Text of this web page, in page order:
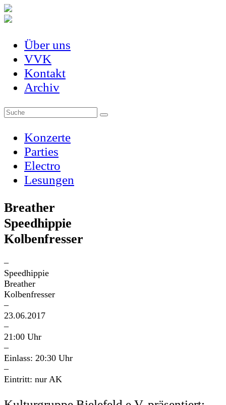
Über uns
VVK
Kontakt
Archiv
Konzerte
Parties
Electro
Lesungen
Breather
Speedhippie
Kolbenfresser
–
Speedhippie
Breather
Kolbenfresser
–
23.06.2017
–
21:00 Uhr
–
Einlass: 20:30 Uhr
–
Eintritt: nur AK